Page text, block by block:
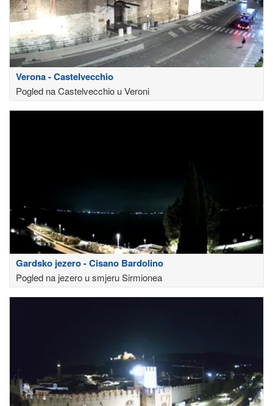
Verona - Castelvecchio
Pogled na Castelvecchio u Veroni
Gardsko jezero - Cisano Bardolino
Pogled na jezero u smjeru Sirmionea